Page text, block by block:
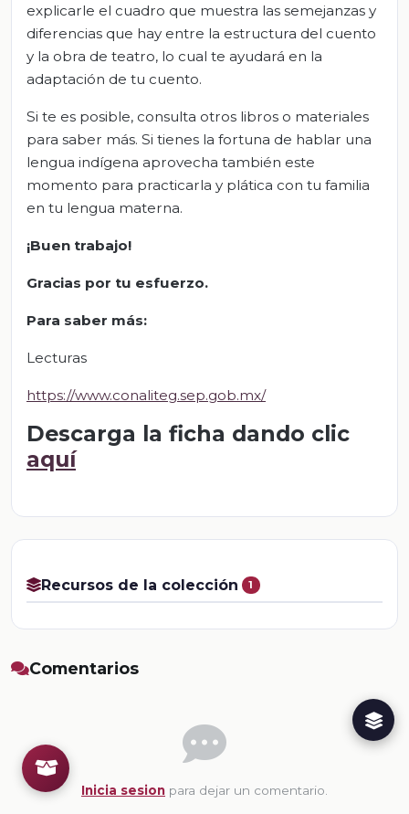
explicarle el cuadro que muestra las semejanzas y
diferencias que hay entre la estructura del cuento
y la obra de teatro, lo cual te ayudará en la
adaptación de tu cuento.
Si te es posible, consulta otros libros o materiales
para saber más. Si tienes la fortuna de hablar una
lengua indígena aprovecha también este
momento para practicarla y plática con tu familia
en tu lengua materna.
¡Buen trabajo!
Gracias por tu esfuerzo.
Para saber más:
Lecturas
https://www.conaliteg.sep.gob.mx/
Descarga la ficha dando clic
aquí
Recursos de la colección 1
Comentarios
Inicia sesion para dejar un comentario.